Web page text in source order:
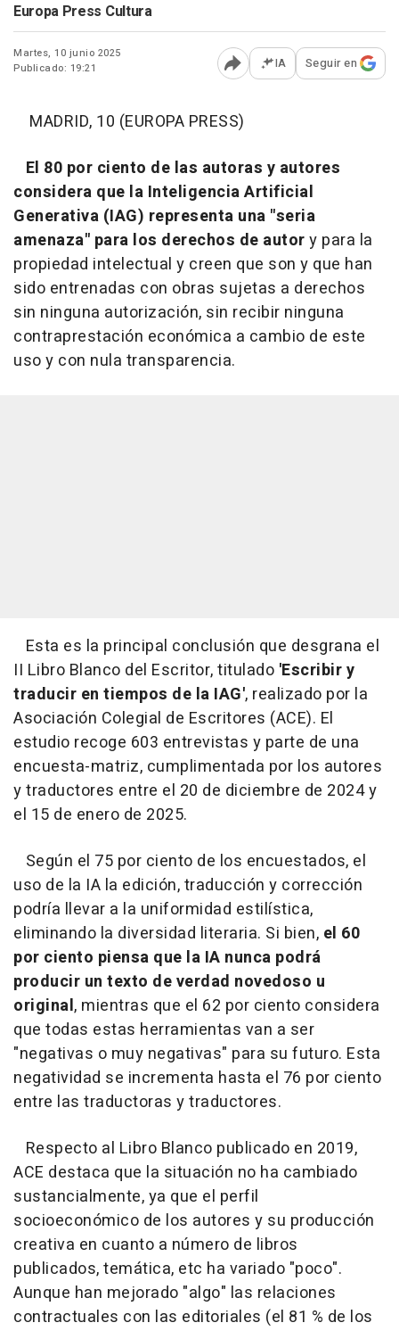
Europa Press Cultura
Martes, 10 junio 2025
Publicado: 19:21
Abrir opciones para
IA Seguir en
MADRID, 10 (EUROPA PRESS)
El 80 por ciento de las autoras y autores
considera que la Inteligencia Artificial
Generativa (IAG) representa una "seria
amenaza" para los derechos de autory para la
propiedad intelectual y creen que son y que han
sido entrenadas con obras sujetas a derechos
sin ninguna autorización, sin recibir ninguna
contraprestación económica a cambio de este
uso y con nula transparencia.
Esta es la principal conclusión que desgrana el
II Libro Blanco del Escritor, titulado 'Escribir y
traducir en tiempos de la IAG', realizado por la
Asociación Colegial de Escritores (ACE). El
estudio recoge 603 entrevistas y parte de una
encuesta-matriz, cumplimentada por los autores
y traductores entre el 20 de diciembre de 2024 y
el 15 de enero de 2025.
Según el 75 por ciento de los encuestados, el
uso de la IA la edición, traducción y corrección
podría llevar a la uniformidad estilística,
eliminando la diversidad literaria. Si bien, el 60
por ciento piensa que la IA nunca podrá
producir un texto de verdad novedoso u
original, mientras que el 62 por ciento considera
que todas estas herramientas van a ser
"negativas o muy negativas" para su futuro. Esta
negatividad se incrementa hasta el 76 por ciento
entre las traductoras y traductores.
Respecto al Libro Blanco publicado en 2019,
ACE destaca que la situación no ha cambiado
sustancialmente, ya que el perfil
socioeconómico de los autores y su producción
creativa en cuanto a número de libros
publicados, temática, etc ha variado "poco".
Aunque han mejorado "algo" las relaciones
contractuales con las editoriales (el 81 % de los